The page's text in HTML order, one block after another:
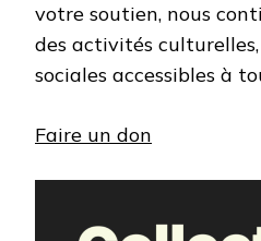
votre soutien, nous
des activités
sociales accessibles à
Faire un don